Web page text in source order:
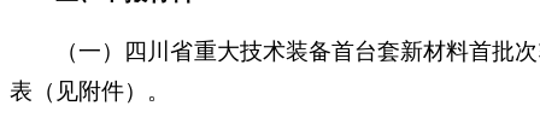
（一）四川省重大技术装备首台套新材料首批次
表（见附件）。